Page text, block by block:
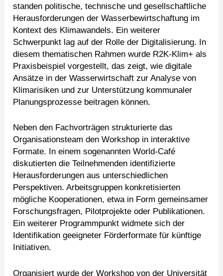
standen politische, technische und gesellschaftliche
Herausforderungen der Wasserbewirtschaftung im
Kontext des Klimawandels. Ein weiterer
Schwerpunkt lag auf der Rolle der Digitalisierung. In
diesem thematischen Rahmen wurde R2K-Klim+ als
Praxisbeispiel vorgestellt, das zeigt, wie digitale
Ansätze in der Wasserwirtschaft zur Analyse von
Klimarisiken und zur Unterstützung kommunaler
Planungsprozesse beitragen können.
Neben den Fachvorträgen strukturierte das
Organisationsteam den Workshop in interaktive
Formate. In einem sogenannten World-Café
diskutierten die Teilnehmenden identifizierte
Herausforderungen aus unterschiedlichen
Perspektiven. Arbeitsgruppen konkretisierten
mögliche Kooperationen, etwa in Form gemeinsamer
Forschungsfragen, Pilotprojekte oder Publikationen.
Ein weiterer Programmpunkt widmete sich der
Identifikation geeigneter Förderformate für künftige
Initiativen.
Organisiert wurde der Workshop von der Universität